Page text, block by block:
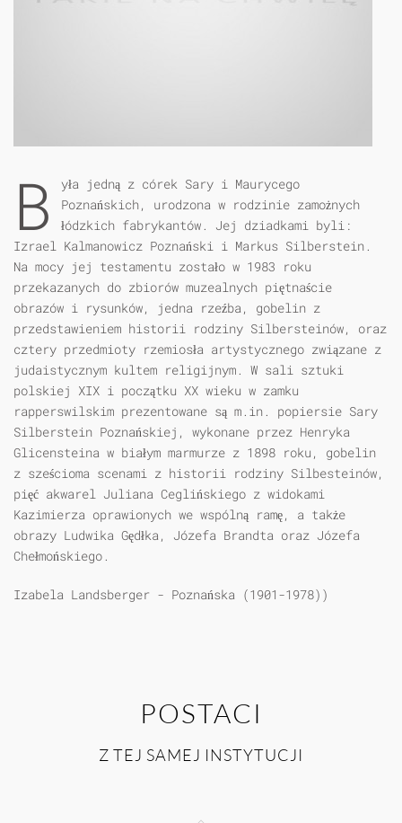
B
yła jedną z córek Sary i Maurycego
Poznańskich, urodzona w rodzinie zamożnych
łódzkich fabrykantów. Jej dziadkami byli:
Izrael Kalmanowicz Poznański i Markus Silberstein.
Na mocy jej testamentu zostało w 1983 roku
przekazanych do zbiorów muzealnych piętnaście
obrazów i rysunków, jedna rzeźba, gobelin z
przedstawieniem historii rodziny Silbersteinów, oraz
cztery przedmioty rzemiosła artystycznego związane z
judaistycznym kultem religijnym. W sali sztuki
polskiej XIX i początku XX wieku w zamku
rapperswilskim prezentowane są m.in. popiersie Sary
Silberstein Poznańskiej, wykonane przez Henryka
Glicensteina w białym marmurze z 1898 roku, gobelin
z sześcioma scenami z historii rodziny Silbesteinów,
pięć akwarel Juliana Ceglińskiego z widokami
Kazimierza oprawionych we wspólną ramę, a także
obrazy Ludwika Gędłka, Józefa Brandta oraz Józefa
Chełmońskiego.
Izabela Landsberger - Poznańska (1901-1978))
POSTACI
Z TEJ SAMEJ INSTYTUCJI